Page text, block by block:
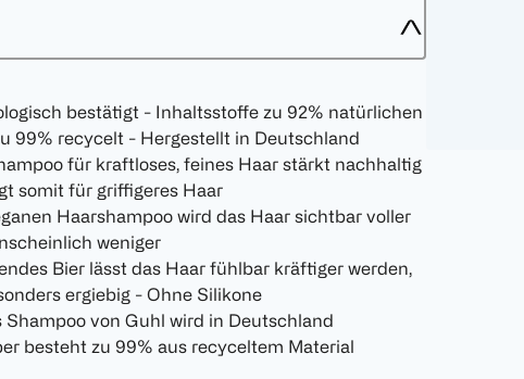
bestätigt - Inhaltsstoffe zu 92% natürlichen
99% recycelt - Hergestellt in Deutschland
für kraftloses, feines Haar stärkt nachhaltig
somit für griffigeres Haar
Haarshampoo wird das Haar sichtbar voller
weniger
Bier lässt das Haar fühlbar kräftiger werden,
ergiebig - Ohne Silikone
von Guhl wird in Deutschland
besteht zu 99% aus recyceltem Material